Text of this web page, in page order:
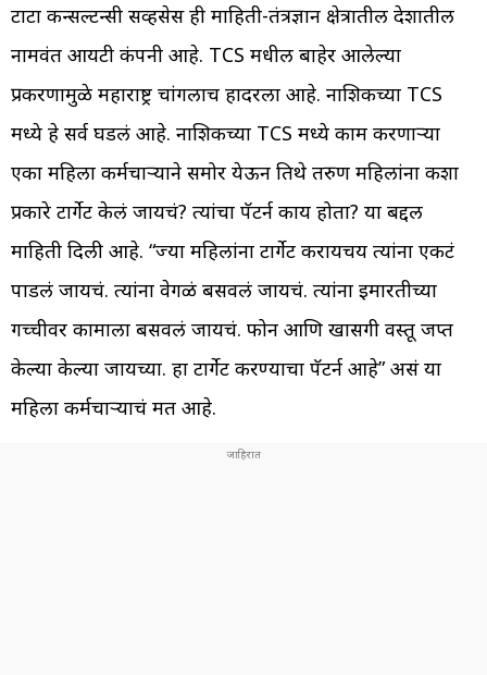
टाटा कन्सल्टन्सी सर्व्हिसेस ही माहिती-तंत्रज्ञान क्षेत्रातील देशातील
नामवंत आयटी कंपनी आहे. TCS मधील बाहेर आलेल्या
प्रकरणामुळे महाराष्ट्र चांगलाच हादरला आहे. नाशिकच्या TCS
मध्ये हे सर्व घडलं आहे. नाशिकच्या TCS मध्ये काम करणाऱ्या
एका महिला कर्मचाऱ्याने समोर येऊन तिथे तरुण महिलांना कशा
प्रकारे टार्गेट केलं जायचं? त्यांचा पॅटर्न काय होता? या बद्दल
माहिती दिली आहे. “ज्या महिलांना टार्गेट करायचय त्यांना एकटं
पाडलं जायचं. त्यांना वेगळं बसवलं जायचं. त्यांना इमारतीच्या
गच्चीवर कामाला बसवलं जायचं. फोन आणि खासगी वस्तू जप्त
केल्या केल्या जायच्या. हा टार्गेट करण्याचा पॅटर्न आहे” असं या
महिला कर्मचाऱ्याचं मत आहे.